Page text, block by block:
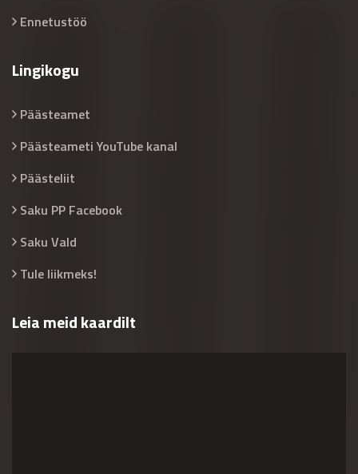
Ennetustöö
Lingikogu
Päästeamet
Päästeameti YouTube kanal
Päästeliit
Saku PP Facebook
Saku Vald
Tule liikmeks!
Leia meid kaardilt